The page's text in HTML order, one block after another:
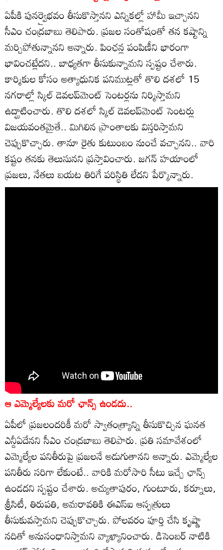
ఏపీకి పునర్వైభవం తీసుకొస్తానని ఎన్నికల్లో హామీ ఇచ్చానని
సీఎం చంద్రబాబు తెలిపారు. ప్రజల సంతోషంతో తన కష్టాన్ని
మర్చిపోతున్నానని అన్నారు. పింఛన్ల పంపిణీని భారంగా
భావించట్లేదని.. బాధ్యతగా తీసుకున్నామని స్పష్టం చేశారు.
కార్మికుల కోసం అత్యాధునిక పనిముట్లతో తొలి దశలో 15
నగరాల్లో స్కిల్ డెవలప్‌మెంట్ సెంటర్లను నిర్మిస్తామని
ఉద్ఘాటించారు. తొలి దశలో స్కిల్ డెవలప్‌మెంట్ సెంటర్లు
విజయవంతమైతే.. మిగిలిన ప్రాంతాలకు విస్తరిస్తామని
చెప్పుకొచ్చారు. తానూ రైతు కుటుంబం నుంచే వచ్చానని.. వారి
కష్టం తనకు తెలుసునని ప్రస్తావించారు. జగన్ హయాంలో
ప్రజలు, నేతలు బయట తిరిగే పరిస్థితి లేదని పేర్కొన్నారు.
ఆ ఎమ్మెల్యేలకు మరో ఛాన్స్ ఉండదు..
ఏపీలో ప్రజలందరికీ మరో స్వాతంత్య్రాన్ని తీసుకొచ్చిన ఘనత
ఎన్డీఏదేనని సీఎం చంద్రబాబు తెలిపారు. ప్రతి సమావేశంలో
ఎమ్మెల్యేల పనితీరుపై ప్రజలనే అడుగుతానని అన్నారు. ఎమ్మెల్యేల
పనితీరు సరిగా లేకుంటే.. వారికి మరోసారి సీటు ఇచ్చే ఛాన్స్
ఉండదని స్పష్టం చేశారు. అచ్యుతాపురం, గుంటూరు, కర్నూలు,
శ్రీసిటీ, తిరుపతి, అమరావతికి ఈఎస్‌ఐ ఆస్పత్రులు
తీసుకువస్తామని చెప్పుకొచ్చారు. పోలవరం పూర్తి చేసి కృష్ణా
నదితో అనుసంధానిస్తామని వ్యాఖ్యానించారు. డిసెంబర్ నాటికి